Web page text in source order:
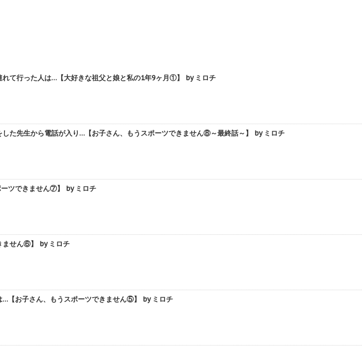
て行った人は…【大好きな祖父と娘と私の1年9ヶ月①】 by ミロチ
た先生から電話が入り…【お子さん、もうスポーツできません⑧～最終話～】 by ミロチ
ツできません⑦】 by ミロチ
ません⑥】 by ミロチ
【お子さん、もうスポーツできません⑤】 by ミロチ